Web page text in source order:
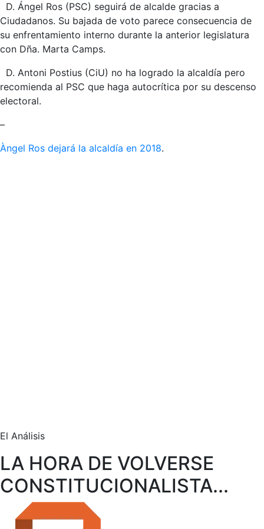
D. Ángel Ros (PSC) seguirá de alcalde gracias a
Ciudadanos. Su bajada de voto parece consecuencia de
su enfrentamiento interno durante la anterior legislatura
con Dña. Marta Camps.
D. Antoni Postius (CiU) no ha logrado la alcaldía pero
recomienda al PSC que haga autocrítica por su descenso
electoral.
–
Àngel Ros dejará la alcaldía en 2018.
El Análisis
LA HORA DE VOLVERSE
CONSTITUCIONALISTA...